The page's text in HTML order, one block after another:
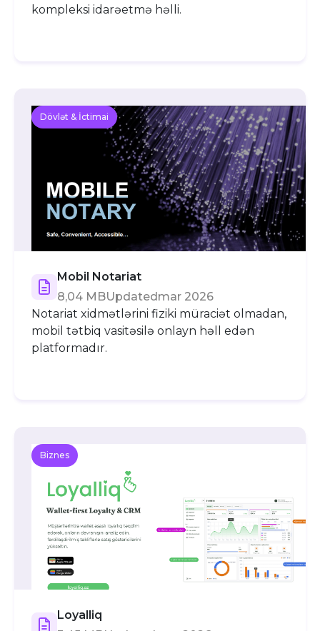
kompleksi idarəetmə həlli.
Dövlət & İctimai
Mobil Notariat
8,04 MBUpdatedmar 2026
Notariat xidmətlərini fiziki müraciət olmadan,
mobil tətbiq vasitəsilə onlayn həll edən
platformadır.
Biznes
Loyalliq